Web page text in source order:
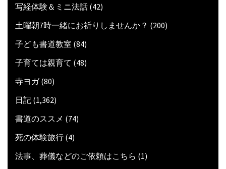
写経体験＆ミニ法話 (42)
土曜朝7時一緒にお祈りしませんか？ (200)
子ども書道教室 (84)
子育ては親育て (48)
寺ヨガ(80)
日記 (1,362)
書道のススメ (74)
死の体験旅行 (4)
法事、葬儀などのご依頼はこちら (1)